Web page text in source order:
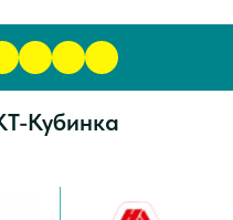
Кубинка